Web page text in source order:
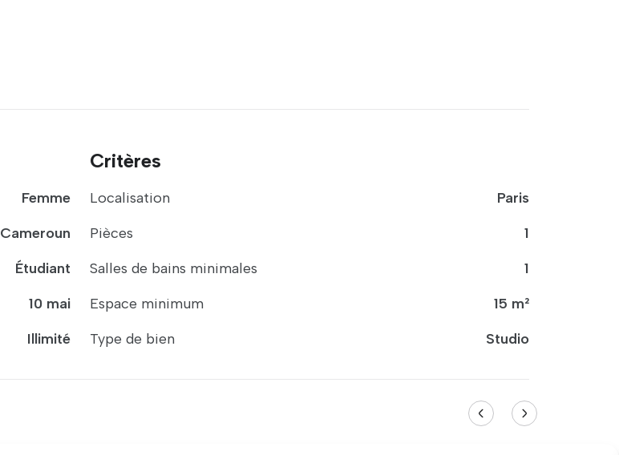
Femme
Cameroun
Étudiant
10 mai
Illimité
Critères
Localisation
Paris
Pièces
1
Salles de bains minimales
1
Espace minimum
15 m²
Type de bien
Studio